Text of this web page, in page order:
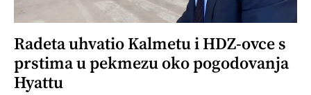
Radeta uhvatio Kalmetu i HDZ-ovce s
prstima u pekmezu oko pogodovanja
Hyattu